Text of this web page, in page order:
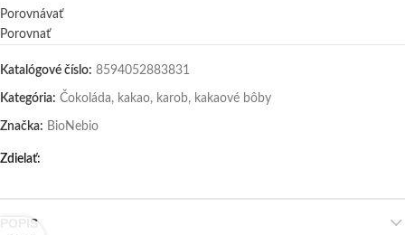
Porovnávať
Porovnať
Katalógové číslo: 8594052883831
Kategória: Čokoláda, kakao, karob, kakaové bôby
Značka: BioNebio
Zdielať
POPIS